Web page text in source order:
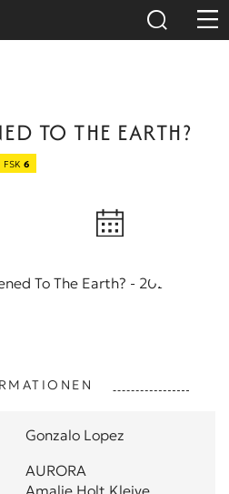
TO THE EARTH?
FSK 6
Gonzalo Lopez
AURORA
Amalie Holt Kleive